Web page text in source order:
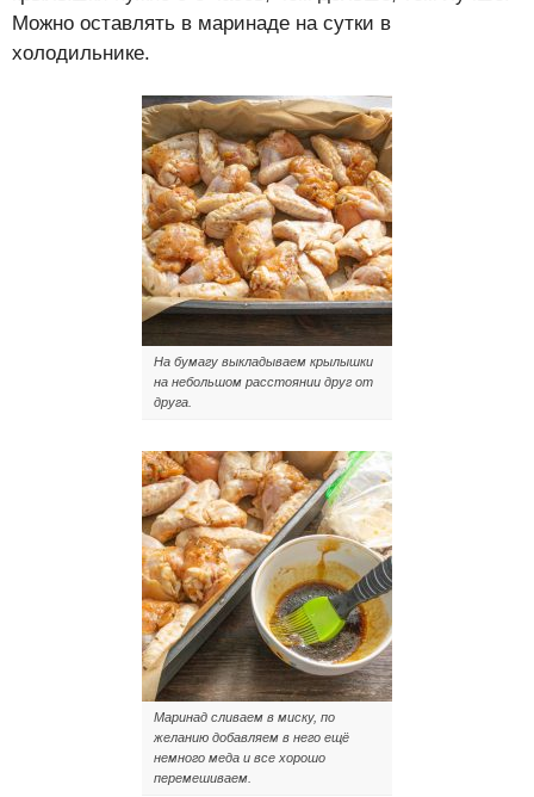
Можно оставлять в маринаде на сутки в
холодильнике.
На бумагу выкладываем крылышки
на небольшом расстоянии друг от
друга.
Маринад сливаем в миску, по
желанию добавляем в него ещё
немного меда и все хорошо
перемешиваем.